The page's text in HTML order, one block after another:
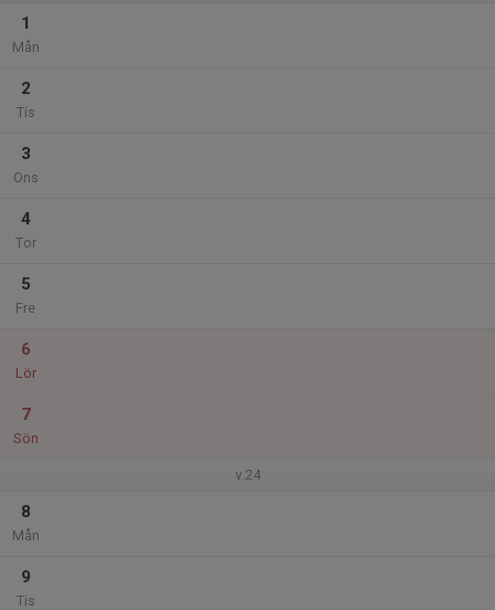
1
Mån
2
Tis
3
Ons
4
Tor
5
Fre
6
Lör
7
Sön
v.24
8
Mån
9
Tis